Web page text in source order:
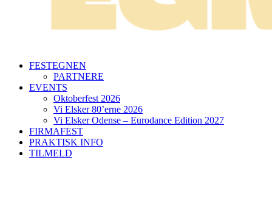
FESTEGNEN
PARTNERE
EVENTS
Oktoberfest 2026
Vi Elsker 80’erne 2026
Vi Elsker Odense – Eurodance Edition 2027
FIRMAFEST
PRAKTISK INFO
TILMELD